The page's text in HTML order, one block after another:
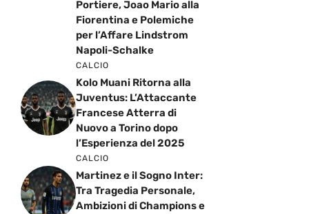
Portiere, Joao Mario alla
Fiorentina e Polemiche
per l’Affare Lindstrom
Napoli-Schalke
CALCIO
Kolo Muani Ritorna alla
Juventus: L’Attaccante
Francese Atterra di
Nuovo a Torino dopo
l’Esperienza del 2025
CALCIO
Martinez e il Sogno Inter:
Tra Tragedia Personale,
Ambizioni di Champions e